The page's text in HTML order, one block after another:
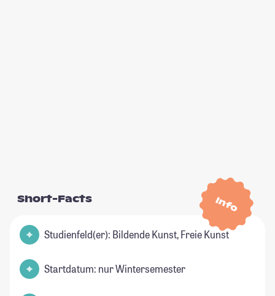
Info
Short-Facts
Studienfeld(er): Bildende Kunst, Freie Kunst
Startdatum: nur Wintersemester